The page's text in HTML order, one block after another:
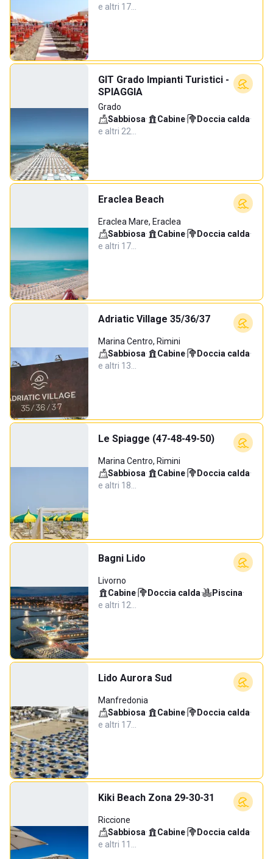
e altri 17…
GIT Grado Impianti Turistici -
SPIAGGIA
Grado
Sabbiosa· Cabine· Doccia calda·
e altri 22…
Eraclea Beach
Eraclea Mare, Eraclea
Sabbiosa· Cabine· Doccia calda·
e altri 17…
Adriatic Village 35/36/37
Marina Centro, Rimini
Sabbiosa· Cabine· Doccia calda·
e altri 13…
Le Spiagge (47-48-49-50)
Marina Centro, Rimini
Sabbiosa· Cabine· Doccia calda·
e altri 18…
Bagni Lido
Livorno
Cabine· Doccia calda· Piscina·
e altri 12…
Lido Aurora Sud
Manfredonia
Sabbiosa· Cabine· Doccia calda·
e altri 17…
Kiki Beach Zona 29-30-31
Riccione
Sabbiosa· Cabine· Doccia calda·
e altri 11…